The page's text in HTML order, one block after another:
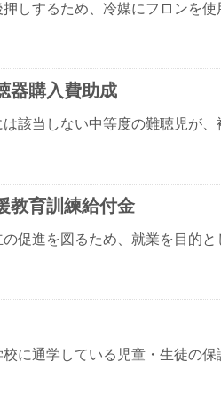
しするため、冷媒にフロンを使
器購入費助成
該当しない中等度の難聴児が、
教育訓練給付金
促進を図るため、就業を目的と
に通学している児童・生徒の保